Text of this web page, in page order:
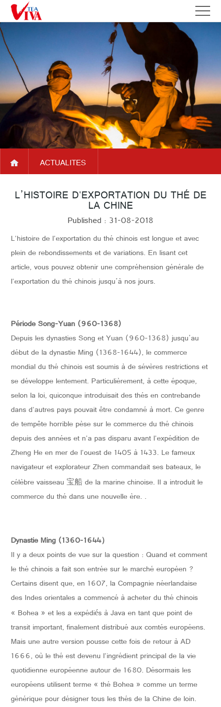
ACTUALITES
L’HISTOIRE D'EXPORTATION DU THÉ DE
LA CHINE
Published : 31-08-2018
L'histoire de l'exportation du thé chinois est longue et avec
plein de rebondissements et de variations. En lisant cet
article, vous pouvez obtenir une compréhension générale de
l'exportation du thé chinois jusqu’à nos jours.
Période Song-Yuan (960-1368)
Depuis les dynasties Song et Yuan (960-1368) jusqu’au
début de la dynastie Ming (1368-1644), le commerce
mondial du thé chinois est soumis à de sévères restrictions et
se développe lentement. Particulièrement, à cette époque,
selon la loi, quiconque introduisait des thés en contrebande
dans d'autres pays pouvait être condamné à mort. Ce genre
de tempête horrible pèse sur le commerce du thé chinois
depuis des années et n'a pas disparu avant l'expédition de
Zheng He en mer de l'ouest de 1405 à 1433. Le fameux
navigateur et explorateur Zhen commandait ses bateaux, le
célèbre vaisseau宝船 de la marine chinoise. Il a introduit le
commerce du thé dans une nouvelle ère. .
Dynastie Ming (1360-1644）
Il y a deux points de vue sur la question : Quand et comment
le thé chinois a fait son entrée sur le marché européen ?
Certains disent que, en 1607, la Compagnie néerlandaise
des Indes orientales a commencé à acheter du thé chinois
« Bohea » et les a expédiés à Java en tant que point de
transit important, finalement distribué aux comtés européens.
Mais une autre version pousse cette fois de retour à AD
1666, où le thé est devenu l'ingrédient principal de la vie
quotidienne européenne autour de 1680. Désormais les
européens utilisent terme « thé Bohea » comme un terme
générique pour désigner tous les thés de la Chine de loin.
ACCUEIL
QUI
SOMMES
NOUS
PROPOS
DE
VIVATEA
PARTENAIRES
NOS
DEVELOPPEMENTS
ACTUALITES
PRODUITS
SERVICES
FAQ
CONTACTER